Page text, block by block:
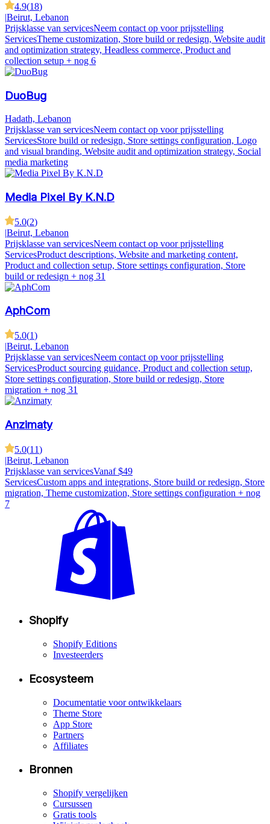
4.9(18)
|Beirut, Lebanon
Prijsklasse van servicesNeem contact op voor prijsstelling
ServicesTheme customization, Store build or redesign, Website audit
and optimization strategy, Headless commerce, Product and
collection setup + nog 6
DuoBug
Hadath, Lebanon
Prijsklasse van servicesNeem contact op voor prijsstelling
ServicesStore build or redesign, Store settings configuration, Logo
and visual branding, Website audit and optimization strategy, Social
media marketing
Media Pixel By K.N.D
5.0(2)
|Beirut, Lebanon
Prijsklasse van servicesNeem contact op voor prijsstelling
ServicesProduct descriptions, Website and marketing content,
Product and collection setup, Store settings configuration, Store
build or redesign + nog 31
AphCom
5.0(1)
|Beirut, Lebanon
Prijsklasse van servicesNeem contact op voor prijsstelling
ServicesProduct sourcing guidance, Product and collection setup,
Store settings configuration, Store build or redesign, Store
migration + nog 31
Anzimaty
5.0(11)
|Beirut, Lebanon
Prijsklasse van servicesVanaf $49
ServicesCustom apps and integrations, Store build or redesign, Store
migration, Theme customization, Store settings configuration + nog
7
Shopify
Shopify Editions
Investeerders
Ecosysteem
Documentatie voor ontwikkelaars
Theme Store
App Store
Partners
Affiliates
Bronnen
Shopify vergelijken
Cursussen
Gratis tools